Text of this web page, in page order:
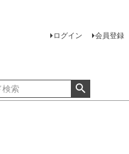
ログイン 会員登録